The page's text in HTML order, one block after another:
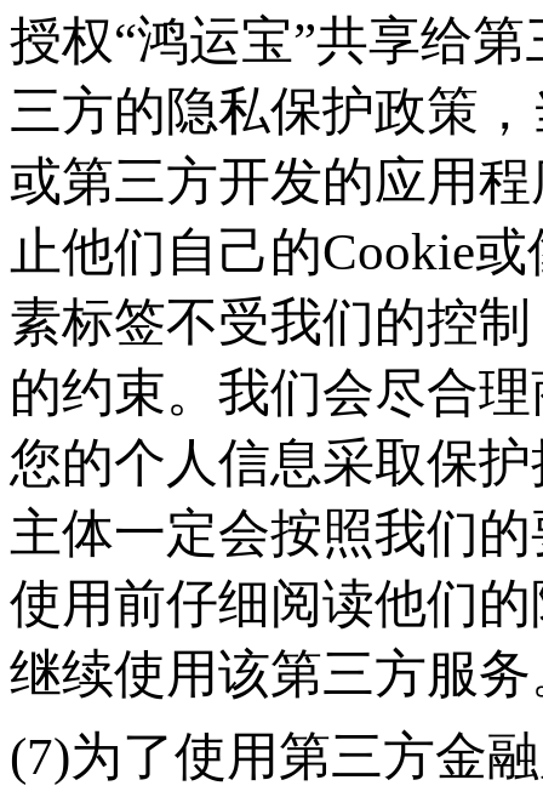
授权“鸿运宝”共享给
三方的隐私保护政策
或第三方开发的应用
止他们自己的Cookie
素标签不受我们的控
的约束。我们会尽合
您的个人信息采取保
主体一定会按照我们
使用前仔细阅读他们
继续使用该第三方服务
(7)为了使用第三方金